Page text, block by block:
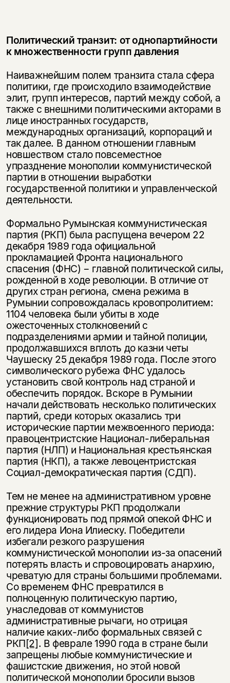
Политический транзит: от однопартийности
к множественности групп давления
Наиважнейшим полем транзита стала сфера
политики, где происходило взаимодействие
элит, групп интересов, партий между собой, а
также с внешними политическими акторами в
лице иностранных государств,
международных организаций, корпораций и
так далее. В данном отношении главным
новшеством стало повсеместное
упразднение монополии коммунистической
партии в отношении выработки
государственной политики и управленческой
деятельности.
Формально Румынская коммунистическая
партия (РКП) была распущена вечером 22
декабря 1989 года официальной
прокламацией Фронта национального
спасения (ФНС) − главной политической силы,
рожденной в ходе революции. В отличие от
других стран региона, смена режима в
Румынии сопровождалась кровопролитием:
1104 человека были убиты в ходе
ожесточенных столкновений с
подразделениями армии и тайной полиции,
продолжавшихся вплоть до казни четы
Чаушеску 25 декабря 1989 года. После этого
символического рубежа ФНС удалось
установить свой контроль над страной и
обеспечить порядок. Вскоре в Румынии
начали действовать несколько политических
партий, среди которых оказались три
исторические партии межвоенного периода:
правоцентристские Национал-либеральная
партия (НЛП) и Национальная крестьянская
партия (НКП), а также левоцентристская
Социал-демократическая партия (СДП).
Тем не менее на административном уровне
прежние структуры РКП продолжали
функционировать под прямой опекой ФНС и
его лидера Иона Илиеску. Победители
избегали резкого разрушения
коммунистической монополии из-за опасений
потерять власть и спровоцировать анархию,
чреватую для страны большими проблемами.
Со временем ФНС превратился в
полноценную политическую партию,
унаследовав от коммунистов
административные рычаги, но отрицая
наличие каких-либо формальных связей с
РКП[2]. В феврале 1990 года в стране были
запрещены любые коммунистические и
фашистские движения, но этой новой
политической монополии бросили вызов